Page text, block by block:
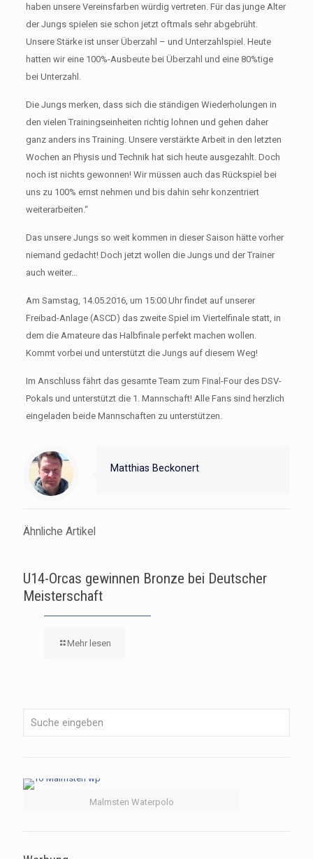
haben unsere Vereinsfarben würdig vertreten. Für das junge Alter
der Jungs spielen sie schon jetzt oftmals sehr abgebrüht.
Unsere Stärke ist unser Überzahl – und Unterzahlspiel. Heute
hatten wir eine 100%-Ausbeute bei Überzahl und eine 80%tige
bei Unterzahl.
Die Jungs merken, dass sich die ständigen Wiederholungen in
den vielen Trainingseinheiten richtig lohnen und gehen daher
ganz anders ins Training. Unsere verstärkte Arbeit in den letzten
Wochen an Physis und Technik hat sich heute ausgezahlt. Doch
noch ist nichts gewonnen! Wir müssen auch das Rückspiel bei
uns zu 100% ernst nehmen und bis dahin sehr konzentriert
weiterarbeiten.“
Das unsere Jungs so weit kommen in dieser Saison hätte vorher
niemand gedacht! Doch jetzt wollen die Jungs und der Trainer
auch weiter…
Am Samstag, 14.05.2016, um 15:00 Uhr findet auf unserer
Freibad-Anlage (ASCD) das zweite Spiel im Viertelfinale statt, in
dem die Amateure das Halbfinale perfekt machen wollen.
Kommt vorbei und unterstützt die Jungs auf diesem Weg!
Im Anschluss fährt das gesamte Team zum Final-Four des DSV-
Pokals und unterstützt die 1. Mannschaft! Alle Fans sind herzlich
eingeladen beide Mannschaften zu unterstützen.
Matthias Beckonert
Ähnliche Artikel
U14-Orcas gewinnen Bronze bei Deutscher
Meisterschaft
Mehr lesen
Malmsten Waterpolo